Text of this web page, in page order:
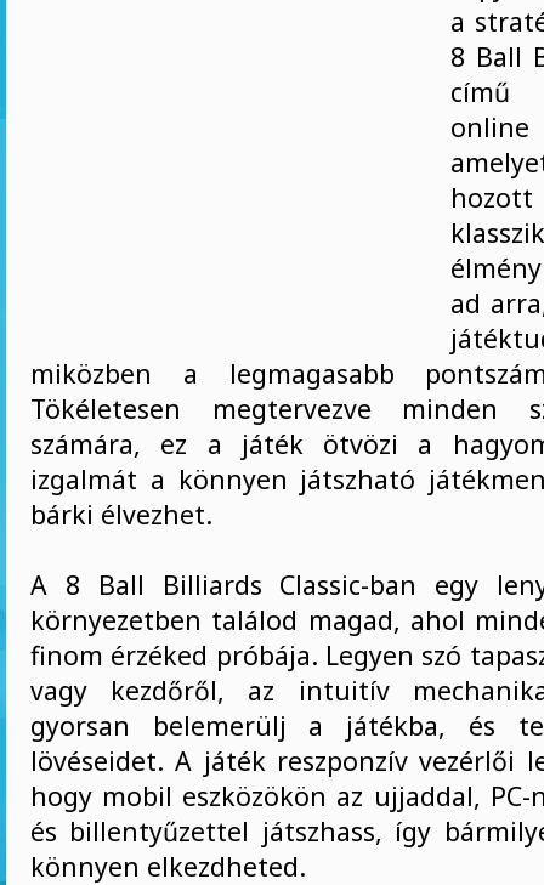
a
8 Ball
című
hozott
ad
miközben a legmagasabb
Tökéletesen megtervezve minden
számára, ez a játék ötvözi a
izgalmát a könnyen játszható
bárki élvezhet.
A 8 Ball Billiards Classic-ban egy
környezetben találod magad, ahol
finom érzéked próbája. Legyen szó
vagy kezdőről, az intuitív
gyorsan belemerülj a játékba, és
lövéseidet. A játék reszponzív vezérlői
hogy mobil eszközökön az ujjaddal,
és billentyűzettel játszhass, így
könnyen elkezdheted.